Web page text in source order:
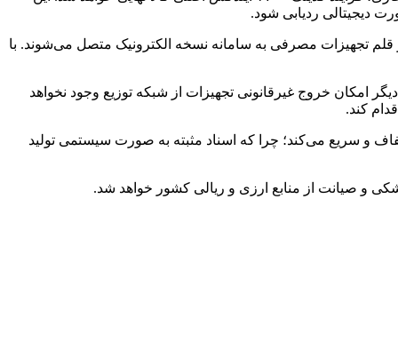
دیجیتالی ردیابی شود.
اجرای طرح اتصال به نسخه الکترونیک، اظهار داشت: طبق برنامه‌ریزی‌ها، تا پایان شهریور ۱۴۰۵ بیش از ۳۵۰ هزار قلم تجهیزات مصرفی به سامانه نسخه الکترونیک متصل می‌شوند. با
امکان خروج غیرقانونی تجهیزات از شبکه توزیع وجود نخواهد
کند.
و سریع می‌کند؛ چرا که اسناد مثبته به صورت سیستمی تولید
و صیانت از منابع ارزی و ریالی کشور خواهد شد.